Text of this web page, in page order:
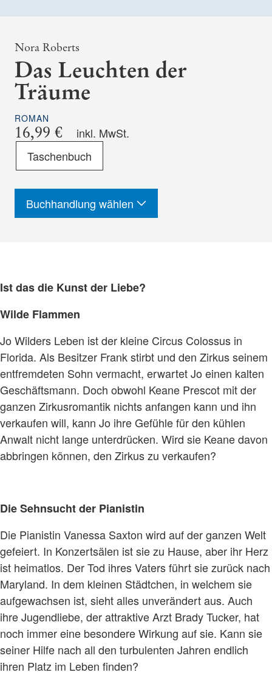
Nora Roberts
Das Leuchten der
Träume
ROMAN
16,99 €
inkl. MwSt.
Taschenbuch
Buchhandlung wählen
Ist das die Kunst der Liebe?
Wilde Flammen
Jo Wilders Leben ist der kleine Circus Colossus in
Florida. Als Besitzer Frank stirbt und den Zirkus seinem
entfremdeten Sohn vermacht, erwartet Jo einen kalten
Geschäftsmann. Doch obwohl Keane Prescot mit der
ganzen Zirkusromantik nichts anfangen kann und ihn
verkaufen will, kann Jo ihre Gefühle für den kühlen
Anwalt nicht lange unterdrücken. Wird sie Keane davon
abbringen können, den Zirkus zu verkaufen?
Die Sehnsucht der Pianistin
Die Pianistin Vanessa Saxton wird auf der ganzen Welt
gefeiert. In Konzertsälen ist sie zu Hause, aber ihr Herz
ist heimatlos. Der Tod ihres Vaters führt sie zurück nach
Maryland. In dem kleinen Städtchen, in welchem sie
aufgewachsen ist, sieht alles unverändert aus. Auch
ihre Jugendliebe, der attraktive Arzt Brady Tucker, hat
noch immer eine besondere Wirkung auf sie. Kann sie
seiner Hilfe nach all den turbulenten Jahren endlich
ihren Platz im Leben finden?